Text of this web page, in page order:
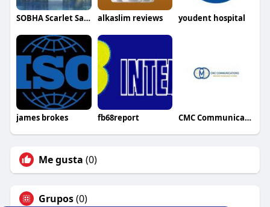
SOBHA Scarlet Sarjapur Road alkaslim reviews youdent hospital
james brokes fb68report CMC Communications
Me gusta (0)
Grupos(0)